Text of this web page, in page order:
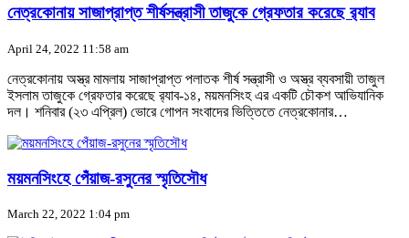
নেত্রকোনায় সাজাপ্রাপ্ত শীর্ষসন্ত্রাসী তাজুকে গ্রেফতার করেছে র‌্যাব
April 24, 2022 11:58 am
নেত্রকোনায় অস্ত্র মামলায় সাজাপ্রাপ্ত পলাতক শীর্ষ সন্ত্রাসী ও অস্ত্র ব্যবসায়ী তাজুল
ইসলাম তাজুকে গ্রেফতার করেছে র‌্যাব-১৪, ময়মনসিংহ এর একটি চৌকশ আভিযানিক
দল। শনিবার (২৩ এপ্রিল) ভোরে গোপন সংবাদের ভিত্তিতে নেত্রকোনার…
ময়মনসিংহে পেঁয়াজ-রসুনের স্মৃতিসৌধ
March 22, 2022 1:04 pm